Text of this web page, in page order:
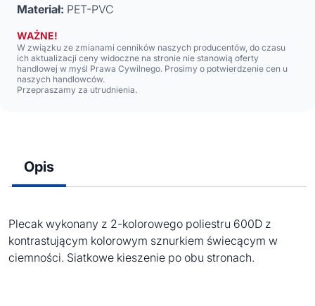
Materiał: PET-PVC
WAŻNE!
W związku ze zmianami cenników naszych producentów, do czasu
ich aktualizacji ceny widoczne na stronie nie stanowią oferty
handlowej w myśl Prawa Cywilnego. Prosimy o potwierdzenie cen u
naszych handlowców.
Przepraszamy za utrudnienia.
Opis
Plecak wykonany z 2-kolorowego poliestru 600D z
kontrastującym kolorowym sznurkiem świecącym w
ciemności. Siatkowe kieszenie po obu stronach.